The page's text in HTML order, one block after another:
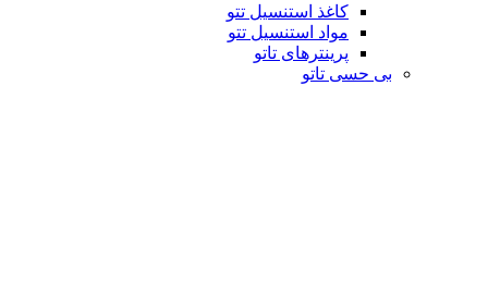
کاغذ استنسیل تتو
مواد استنسیل تتو
پرینترهای تاتو
بی حسی تاتو